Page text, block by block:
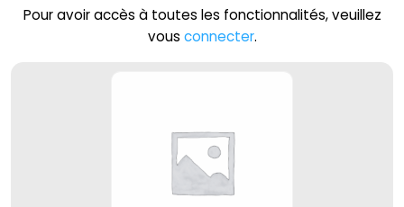
Pour avoir accès à toutes les fonctionnalités, veuillez
vous connecter.